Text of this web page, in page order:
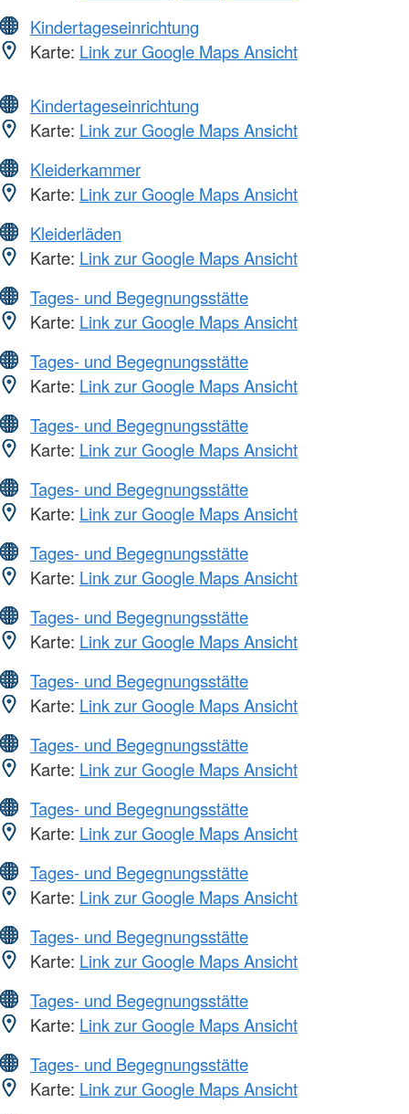
Kindertageseinrichtung
Karte: Link zur Google Maps Ansicht
Kindertageseinrichtung
Karte: Link zur Google Maps Ansicht
Kleiderkammer
Karte: Link zur Google Maps Ansicht
Kleiderläden
Karte: Link zur Google Maps Ansicht
Tages- und Begegnungsstätte
Karte: Link zur Google Maps Ansicht
Tages- und Begegnungsstätte
Karte: Link zur Google Maps Ansicht
Tages- und Begegnungsstätte
Karte: Link zur Google Maps Ansicht
Tages- und Begegnungsstätte
Karte: Link zur Google Maps Ansicht
Tages- und Begegnungsstätte
Karte: Link zur Google Maps Ansicht
Tages- und Begegnungsstätte
Karte: Link zur Google Maps Ansicht
Tages- und Begegnungsstätte
Karte: Link zur Google Maps Ansicht
Tages- und Begegnungsstätte
Karte: Link zur Google Maps Ansicht
Tages- und Begegnungsstätte
Karte: Link zur Google Maps Ansicht
Tages- und Begegnungsstätte
Karte: Link zur Google Maps Ansicht
Tages- und Begegnungsstätte
Karte: Link zur Google Maps Ansicht
Tages- und Begegnungsstätte
Karte: Link zur Google Maps Ansicht
Tages- und Begegnungsstätte
Karte: Link zur Google Maps Ansicht